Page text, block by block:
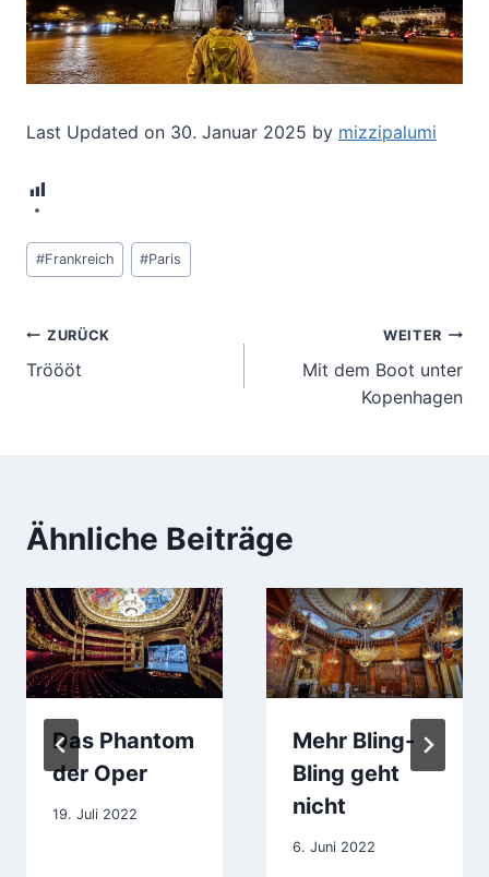
Last Updated on 30. Januar 2025 by mizzipalumi
Schlagworte:
#Frankreich #Paris
Beitragsnavigation
ZURÜCK
Tröööt
WEITER
Mit dem Boot unter
Kopenhagen
Ähnliche Beiträge
Das Phantom
der Oper
19. Juli 2022
Mehr Bling-
Bling geht
nicht
6. Juni 2022